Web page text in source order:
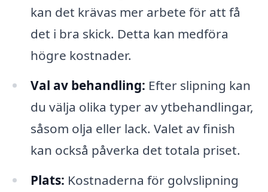
kan det krävas mer arbete för att få
det i bra skick. Detta kan medföra
högre kostnader.
Val av behandling: Efter slipning kan
du välja olika typer av ytbehandlingar,
såsom olja eller lack. Valet av finish
kan också påverka det totala priset.
Plats: Kostnaderna för golvslipning